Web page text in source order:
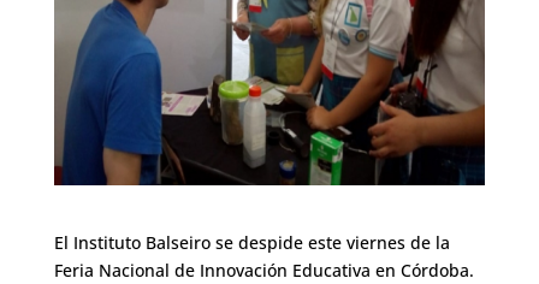
El Instituto Balseiro se despide este viernes de la
Feria Nacional de Innovación Educativa en Córdoba.